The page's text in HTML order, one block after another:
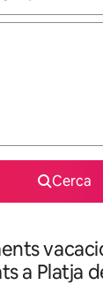
Cerca
a Platja